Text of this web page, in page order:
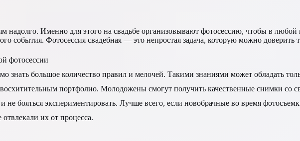
надолго. Именно для этого на свадьбе организовывают фотосессию, чтобы в
события. Фотосессия свадебная — это непростая задача, которую можно доверить
фотосессии
знать большое количество правил и мелочей. Такими знаниями может обладать
портфолио. Молодожены смогут получить качественные снимки со
бояться экспериментировать. Лучше всего, если новобрачные во время
их от процесса.